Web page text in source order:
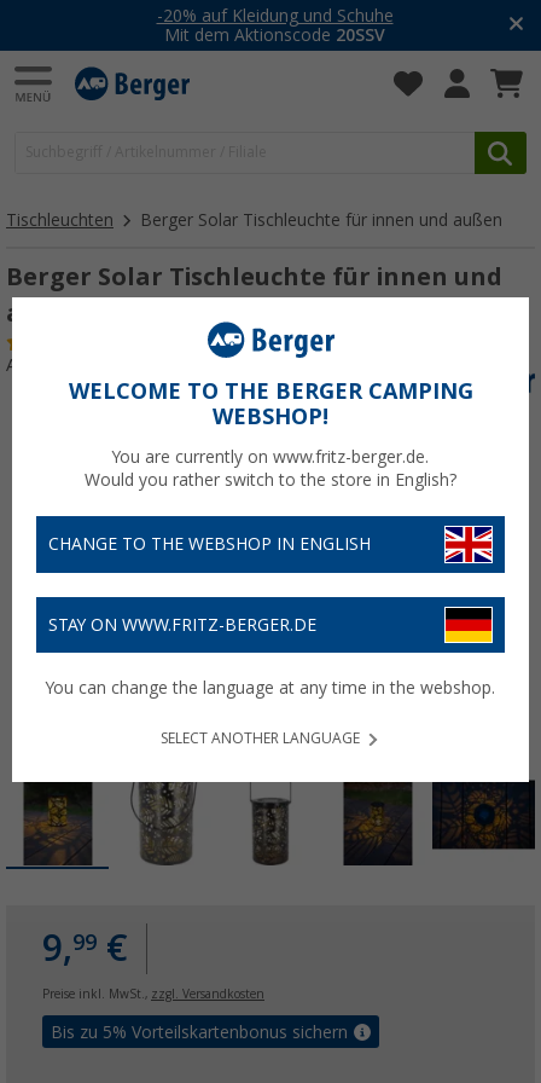
-20% auf Kleidung und Schuhe
Mit dem Aktionscode 20SSV
Tischleuchten Berger Solar Tischleuchte für innen und außen
Berger Solar Tischleuchte für innen und
außen
Art.-Nr.: 747701
9,99 €
Preise inkl. MwSt., zzgl. Versandkosten
Bis zu 5% Vorteilskartenbonus sichern
WELCOME TO THE BERGER CAMPING
WEBSHOP!
You are currently on www.fritz-berger.de.
Would you rather switch to the store in English?
CHANGE TO THE WEBSHOP IN ENGLISH
STAY ON WWW.FRITZ-BERGER.DE
You can change the language at any time in the webshop.
SELECT ANOTHER LANGUAGE